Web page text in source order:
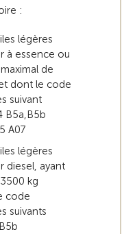
:
légères
à essence ou
de
dont le code
suivant
B5a,B5b
A07
légères
diesel, ayant
kg
code
suivants